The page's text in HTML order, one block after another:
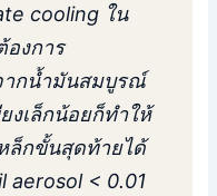
cooling ใน
องการ
ากน้ำมันสมบูรณ์
งเล็กน้อยก็ทำให้
ล็กขั้นสุดท้ายได้
aerosol < 0.01